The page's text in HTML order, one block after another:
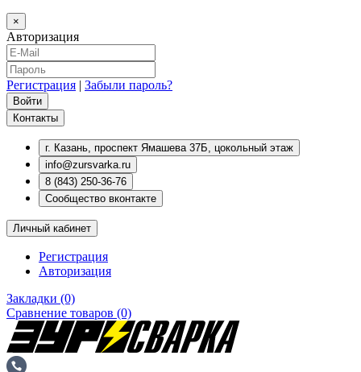
×
Авторизация
Регистрация | Забыли пароль?
Контакты
г. Казань, проспект Ямашева 37Б, цокольный этаж
info@zursvarka.ru
8 (843) 250-36-76
Сообщество вконтакте
Личный кабинет
Регистрация
Авторизация
Закладки (0)
Сравнение товаров (0)